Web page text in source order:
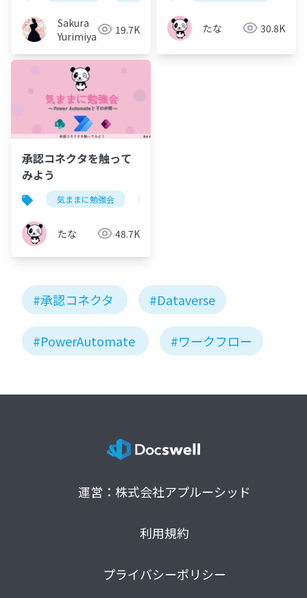
Sakura
Yurimiya
19.7K たな 30.8K
承認コネクタを触って
みよう
気ままに勉強会
たな 48.7K
#承認コネクタ #Dataverse
#PowerAutomate #ワークフロー
運営：株式会社アプルーシッド
利用規約
プライバシーポリシー